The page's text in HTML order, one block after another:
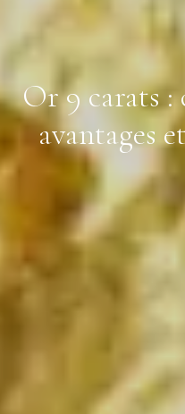
Or 9 carats :
avantages